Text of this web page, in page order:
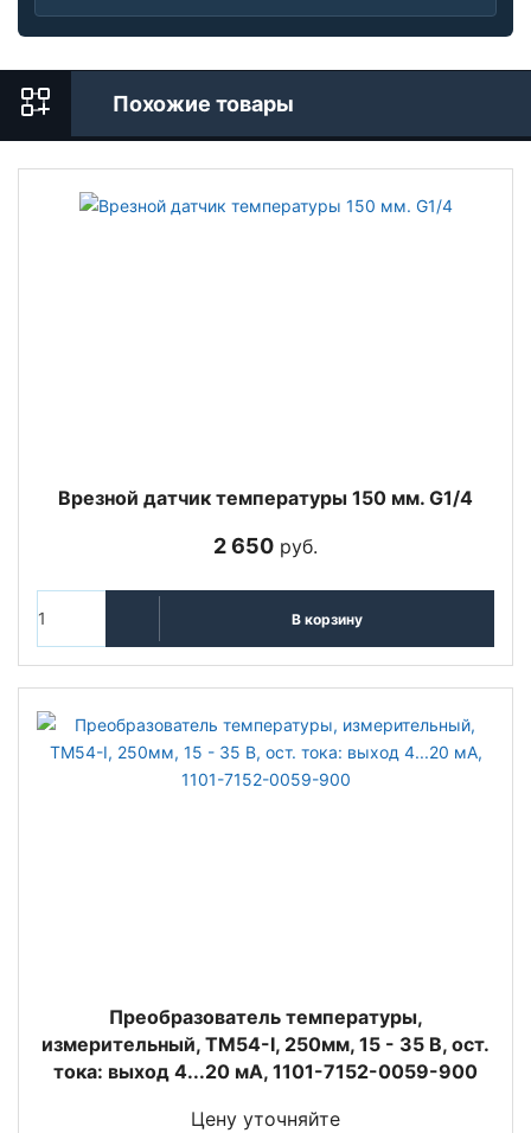
Похожие товары
Врезной датчик температуры 150 мм. G1/4
2 650 руб.
В корзину
Преобразователь температуры,
измерительный, TM54-I, 250мм, 15 - 35 В, ост.
тока: выход 4...20 мА, 1101-7152-0059-900
Цену уточняйте